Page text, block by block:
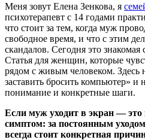
Меня зовут Елена Зенкова, я
психотерапевт с 14 годами
что стоит за тем, когда муж
свободное время, и что с этим
скандалов. Сегодня это
Статья для женщин, которые
рядом с живым человеком. Здесь
заставить бросить компьютер» и
понимание и конкретные шаги.
Если муж уходит в экран — это
симптом: за постоянным
всегда стоит конкретная